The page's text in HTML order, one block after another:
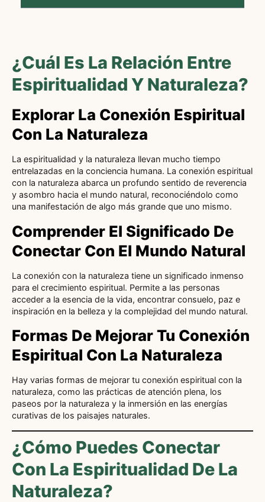
¿Cuál Es La Relación Entre
Espiritualidad Y Naturaleza?
Explorar La Conexión Espiritual
Con La Naturaleza
La espiritualidad y la naturaleza llevan mucho tiempo
entrelazadas en la conciencia humana. La conexión espiritual
con la naturaleza abarca un profundo sentido de reverencia
y asombro hacia el mundo natural, reconociéndolo como
una manifestación de algo más grande que uno mismo.
Comprender El Significado De
Conectar Con El Mundo Natural
La conexión con la naturaleza tiene un significado inmenso
para el crecimiento espiritual. Permite a las personas
acceder a la esencia de la vida, encontrar consuelo, paz e
inspiración en la belleza y la complejidad del mundo natural.
Formas De Mejorar Tu Conexión
Espiritual Con La Naturaleza
Hay varias formas de mejorar tu conexión espiritual con la
naturaleza, como las prácticas de atención plena, los
paseos por la naturaleza y la inmersión en las energías
curativas de los paisajes naturales.
¿Cómo Puedes Conectar
Con La Espiritualidad De La
Naturaleza?